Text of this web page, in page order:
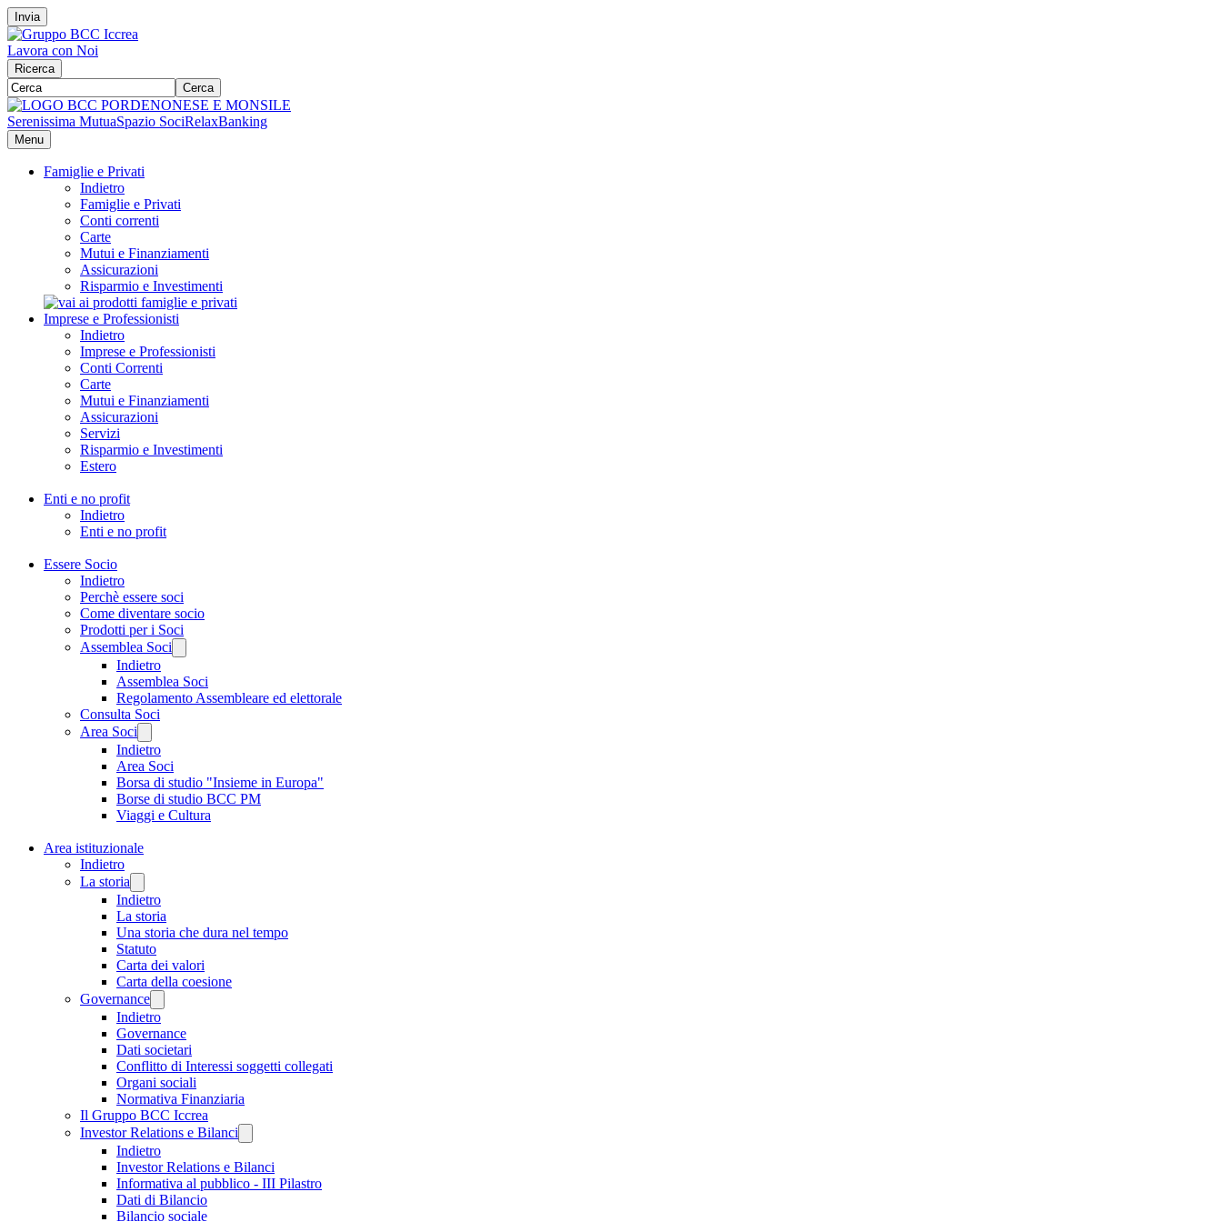
Invia
Lavora con Noi
Ricerca
Cerca
Serenissima MutuaSpazio SociRelaxBanking
Menu
Famiglie e Privati
Indietro
Famiglie e Privati
Conti correnti
Carte
Mutui e Finanziamenti
Assicurazioni
Risparmio e Investimenti
Imprese e Professionisti
Indietro
Imprese e Professionisti
Conti Correnti
Carte
Mutui e Finanziamenti
Assicurazioni
Servizi
Risparmio e Investimenti
Estero
Enti e no profit
Indietro
Enti e no profit
Essere Socio
Indietro
Perchè essere soci
Come diventare socio
Prodotti per i Soci
Assemblea Soci
Indietro
Assemblea Soci
Regolamento Assembleare ed elettorale
Consulta Soci
Area Soci
Indietro
Area Soci
Borsa di studio "Insieme in Europa"
Borse di studio BCC PM
Viaggi e Cultura
Area istituzionale
Indietro
La storia
Indietro
La storia
Una storia che dura nel tempo
Statuto
Carta dei valori
Carta della coesione
Governance
Indietro
Governance
Dati societari
Conflitto di Interessi soggetti collegati
Organi sociali
Normativa Finanziaria
Il Gruppo BCC Iccrea
Investor Relations e Bilanci
Indietro
Investor Relations e Bilanci
Informativa al pubblico - III Pilastro
Dati di Bilancio
Bilancio sociale